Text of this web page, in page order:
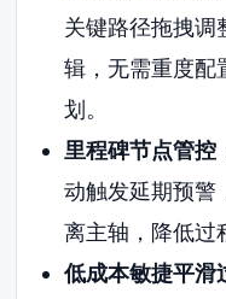
关键路径拖拽调
辑，无需重度配
划。
里程碑节点管控
动触发延期预警
离主轴，降低过
低成本敏捷平滑